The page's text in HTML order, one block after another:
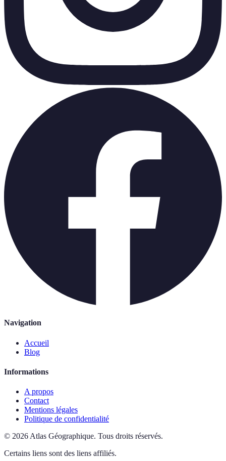
Navigation
Accueil
Blog
Informations
A propos
Contact
Mentions légales
Politique de confidentialité
© 2026 Atlas Géographique. Tous droits réservés.
Certains liens sont des liens affiliés.